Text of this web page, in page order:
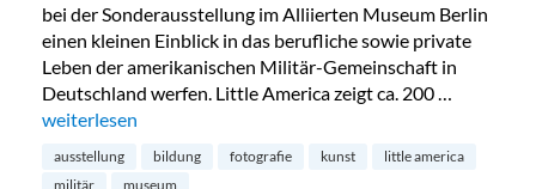
bei der Sonderausstellung im Alliierten Museum Berlin
einen kleinen Einblick in das berufliche sowie private
Leben der amerikanischen Militär-Gemeinschaft in
Deutschland werfen. Little America zeigt ca. 200 …
„Little America im Alliierten Museum in Dahlem“
weiterlesen
ausstellung bildung fotografie kunst
little america
militär
museum